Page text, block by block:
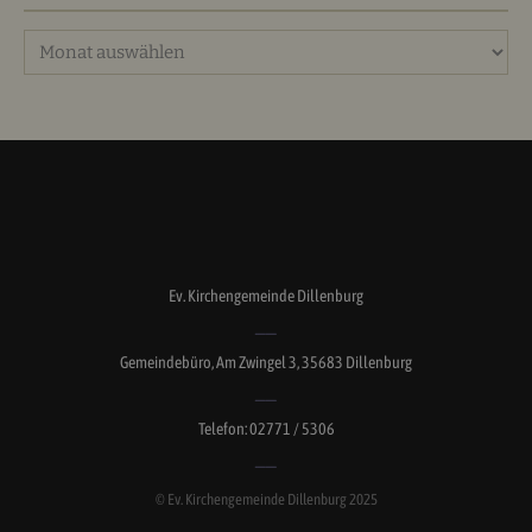
Archiv
Ev. Kirchengemeinde Dillenburg
Gemeindebüro, Am Zwingel 3, 35683 Dillenburg
Telefon: 02771 / 5306
© Ev. Kirchengemeinde Dillenburg 2025